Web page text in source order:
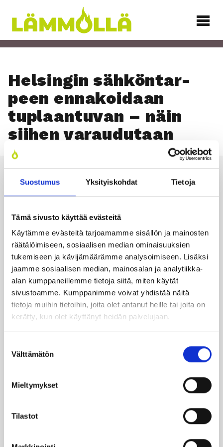
Suostumus Yksityiskohdat Tietoja
Tämä sivusto käyttää evästeitä
Käytämme evästeitä tarjoamamme sisällön ja mainosten
räätälöimiseen, sosiaalisen median ominaisuuksien
tukemiseen ja kävijämäärämme analysoimiseen. Lisäksi
jaamme sosiaalisen median, mainosalan ja analytiikka-
alan kumppaneillemme tietoja siitä, miten käytät
sivustoamme. Kumppanimme voivat yhdistää näitä
tietoja muihin tietoihin, joita olet antanut heille tai joita on
kerätty, kun olet käyttänyt heidän palvelujaan.
valinta
Välttämätön
Mieltymykset
Tilastot
sisältöön
Lämmöllä
Hel­sin­gin säh­kön­tar­
peen enna­koi­daan
tuplaan­tu­van – näin
sii­hen varau­du­taan
TILAA UUTIS­KIR­JE
SUO­SIT­TE­LE KAVE­RIL­LE
Face­bookIns­ta­gram
Läm­möl­lä on ener­gia­te­hok­kuus­so­pi­mus
möl­lä-leh­ti uuti­soi ja taus­toit­taa ajan­koh­
Ker­rom­me öljy­läm­mit­tä­jien koke­muk­sis­ta